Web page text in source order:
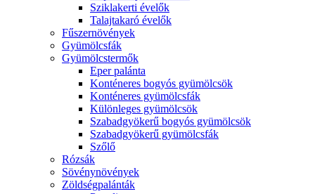
Sziklakerti évelők
Talajtakaró évelők
Fűszernövények
Gyümölcsfák
Gyümölcstermők
Eper palánta
Konténeres bogyós gyümölcsök
Konténeres gyümölcsfák
Különleges gyümölcsök
Szabadgyökerű bogyós gyümölcsök
Szabadgyökerű gyümölcsfák
Szőlő
Rózsák
Sövénynövények
Zöldségpalánták